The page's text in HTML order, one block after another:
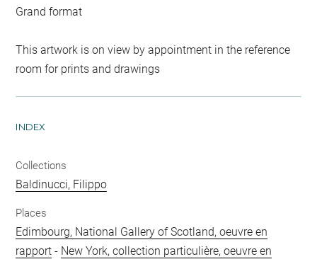
Grand format
This artwork is on view by appointment in the reference
room for prints and drawings
INDEX
Collections
Baldinucci, Filippo
Places
Edimbourg, National Gallery of Scotland, oeuvre en
rapport - New York, collection particulière, oeuvre en